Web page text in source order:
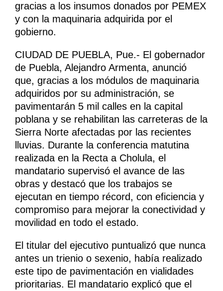
gracias a los insumos donados por PEMEX
y con la maquinaria adquirida por el
gobierno.
CIUDAD DE PUEBLA, Pue.- El gobernador
de Puebla, Alejandro Armenta, anunció
que, gracias a los módulos de maquinaria
adquiridos por su administración, se
pavimentarán 5 mil calles en la capital
poblana y se rehabilitan las carreteras de la
Sierra Norte afectadas por las recientes
lluvias. Durante la conferencia matutina
realizada en la Recta a Cholula, el
mandatario supervisó el avance de las
obras y destacó que los trabajos se
ejecutan en tiempo récord, con eficiencia y
compromiso para mejorar la conectividad y
movilidad en todo el estado.
El titular del ejecutivo puntualizó que nunca
antes un trienio o sexenio, había realizado
este tipo de pavimentación en vialidades
prioritarias. El mandatario explicó que el